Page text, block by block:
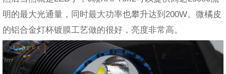
明的最大光通量，同时最大功率也攀升达到200W。微橘皮
的铝合金灯杯镀膜工艺做的很好，亮度非常高。